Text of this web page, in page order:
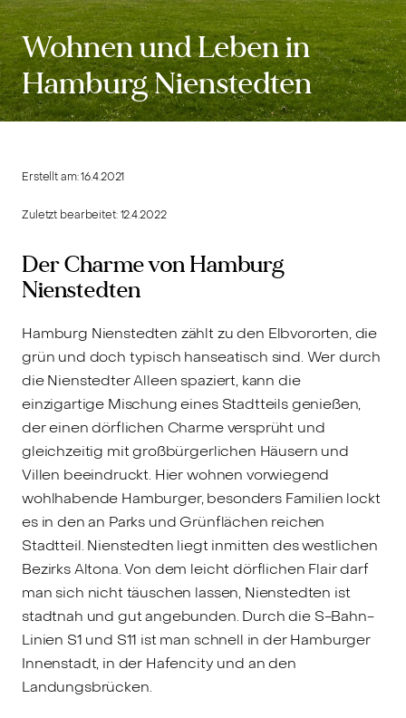
Wohnen und Leben in
Hamburg Nienstedten
Erstellt am:16.4.2021
Zuletzt bearbeitet:12.4.2022
Der Charme von Hamburg
Nienstedten
Hamburg Nienstedten zählt zu den Elbvororten, die
grün und doch typisch hanseatisch sind. Wer durch
die Nienstedter Alleen spaziert, kann die
einzigartige Mischung eines Stadtteils genießen,
der einen dörflichen Charme versprüht und
gleichzeitig mit großbürgerlichen Häusern und
Villen beeindruckt. Hier wohnen vorwiegend
wohlhabende Hamburger, besonders Familien lockt
es in den an Parks und Grünflächen reichen
Stadtteil. Nienstedten liegt inmitten des westlichen
Bezirks Altona. Von dem leicht dörflichen Flair darf
man sich nicht täuschen lassen, Nienstedten ist
stadtnah und gut angebunden. Durch die S-Bahn-
Linien S1 und S11 ist man schnell in der Hamburger
Innenstadt, in der Hafencity und an den
Landungsbrücken.